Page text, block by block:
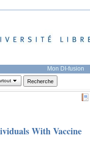
Mon DI-fusion
With Vaccine